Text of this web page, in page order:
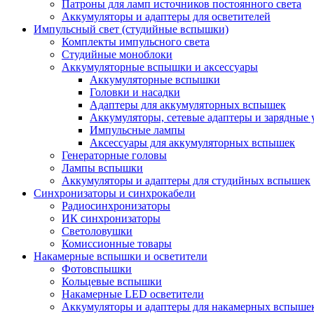
Патроны для ламп источников постоянного света
Аккумуляторы и адаптеры для осветителей
Импульсный свет (студийные вспышки)
Комплекты импульсного света
Студийные моноблоки
Аккумуляторные вспышки и аксессуары
Аккумуляторные вспышки
Головки и насадки
Адаптеры для аккумуляторных вспышек
Аккумуляторы, сетевые адаптеры и зарядные
Импульсные лампы
Аксессуары для аккумуляторных вспышек
Генераторные головы
Лампы вспышки
Аккумуляторы и адаптеры для студийных вспышек
Синхронизаторы и синхрокабели
Радиосинхронизаторы
ИК синхронизаторы
Светоловушки
Комиссионные товары
Накамерные вспышки и осветители
Фотовспышки
Кольцевые вспышки
Накамерные LED осветители
Аккумуляторы и адаптеры для накамерных